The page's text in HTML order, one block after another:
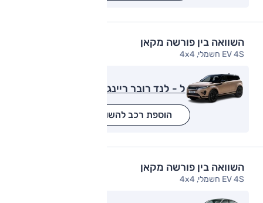
השוואה בין פורשה מקאן
EV 4S חשמלי, 4x4
ל - לנד רובר ריינג' רובר איווק
הוספת רכב להשוואה
השוואה בין פורשה מקאן
EV 4S חשמלי, 4x4